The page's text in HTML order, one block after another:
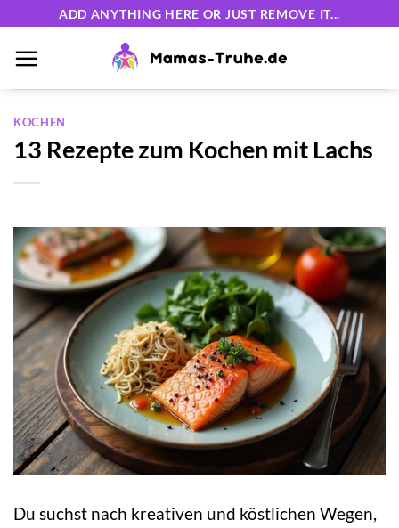
springen
ADD ANYTHING HERE OR JUST REMOVE IT...
KOCHEN
13 Rezepte zum Kochen mit Lachs
Du suchst nach kreativen und köstlichen Wegen,